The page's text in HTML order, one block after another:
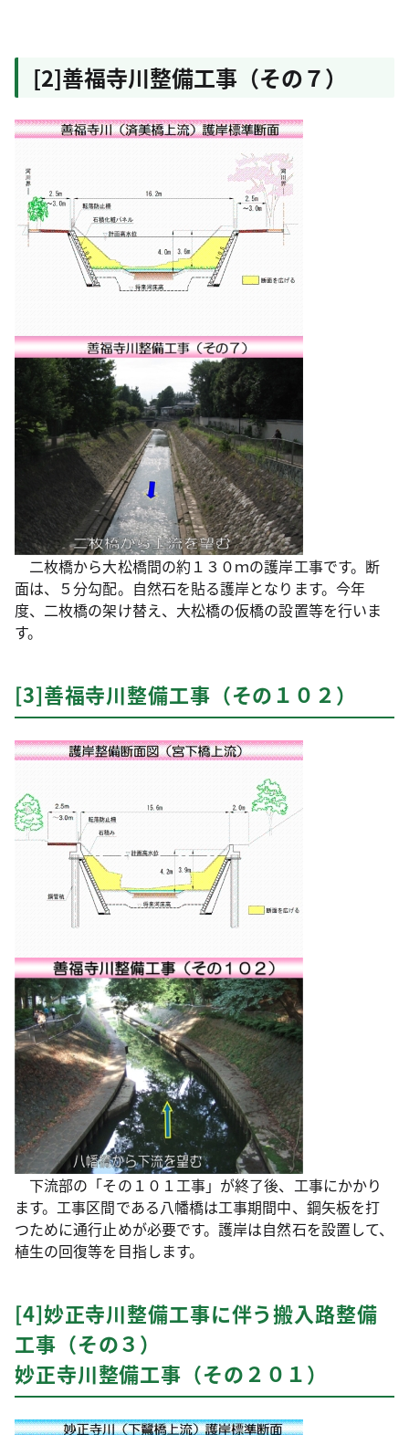
[2]善福寺川整備工事（その７）
二枚橋から大松橋間の約１３０ｍの護岸工事です。断
面は、５分勾配。自然石を貼る護岸となります。今年
度、二枚橋の架け替え、大松橋の仮橋の設置等を行いま
す。
[3]善福寺川整備工事（その１０２）
下流部の「その１０１工事」が終了後、工事にかかり
ます。工事区間である八幡橋は工事期間中、鋼矢板を打
つために通行止めが必要です。護岸は自然石を設置して、
植生の回復等を目指します。
[4]妙正寺川整備工事に伴う搬入路整備
工事（その３）
妙正寺川整備工事（その２０１）